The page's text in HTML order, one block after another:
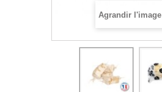
Agrandir l'image